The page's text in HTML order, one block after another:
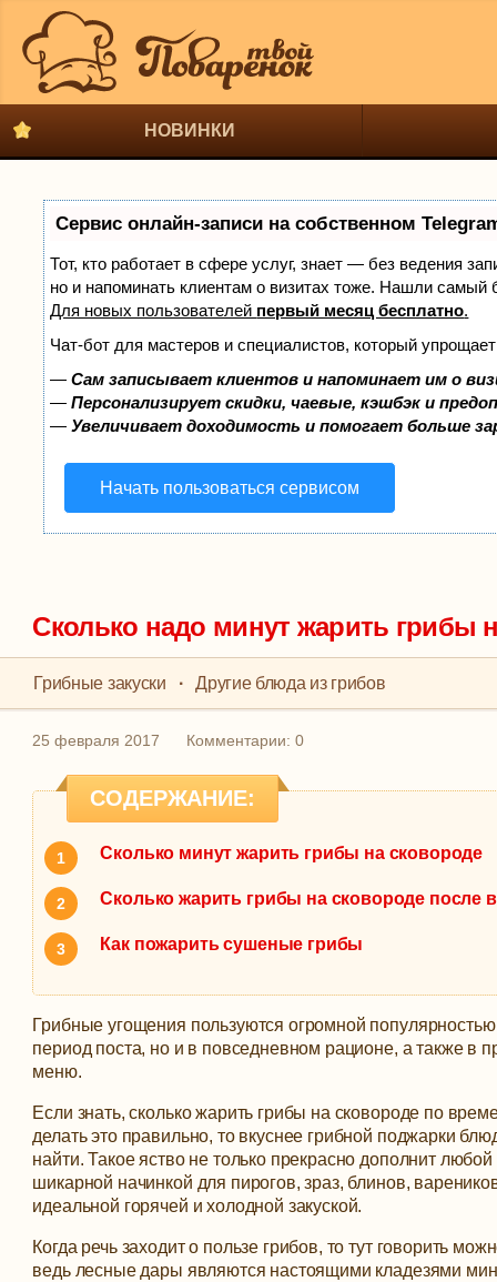
НОВИНКИ
Сервис онлайн-записи на собственном
Тот, кто работает в сфере услуг, знает — без ведения
но и напоминать клиентам о визитах тоже. Нашли
Для новых пользователей первый месяц бесплатно.
Чат-бот для мастеров и специалистов, который
—Сам записывает клиентов и напоминает им о
—Персонализирует скидки, чаевые, кэшбэк и
—Увеличивает доходимость и помогает больше
Начать пользоваться сервисом
Cколько надо минут жарить грибы
Грибные закуски · Другие блюда из грибов
25 февраля 2017 Комментарии: 0
СОДЕРЖАНИЕ:
Сколько минут жарить грибы на сковороде
Сколько жарить грибы на сковороде после
Как пожарить сушеные грибы
Грибные угощения пользуются огромной популярностью
период поста, но и в повседневном рационе, а также в
меню.
Если знать, сколько жарить грибы на сковороде по
делать это правильно, то вкуснее грибной поджарки
найти.Такое яство не только прекрасно дополнит любой
шикарной начинкой для пирогов, зраз, блинов,
идеальной горячей и холодной закуской.
Когда речь заходит о пользе грибов, то тут говорить
ведь лесные дары являются настоящими кладезями